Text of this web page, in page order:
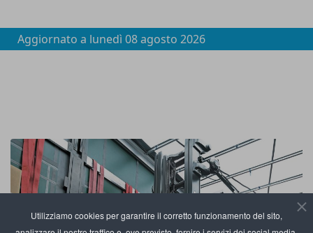
Utilizziamo cookies per garantire il corretto funzionamento del sito,
Aggiornato a lunedì 08 agosto 2026